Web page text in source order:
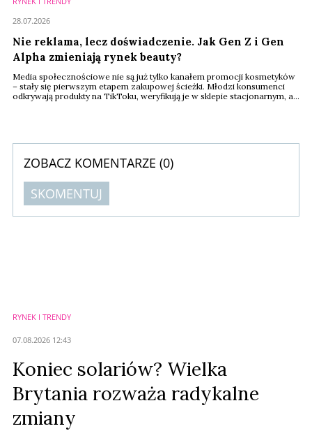
Nie reklama, lecz doświadczenie. Jak Gen Z i Gen
Alpha zmieniają rynek beauty?
Media społecznościowe nie są już tylko kanałem promocji kosmetyków
– stały się pierwszym etapem zakupowej ścieżki. Młodzi konsumenci
odkrywają produkty na TikToku, weryfikują je w sklepie stacjonarnym, a
28.07.2026
ZOBACZ KOMENTARZE (0)
SKOMENTUJ
RYNEK I TRENDY
07.08.2026 12:43
Koniec solariów? Wielka
Brytania rozważa radykalne
zmiany